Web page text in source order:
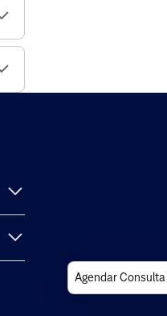
Agendar Consulta